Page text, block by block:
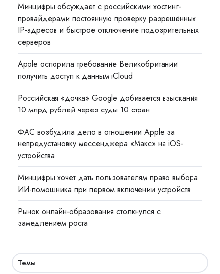
Минцифры обсуждает с российскими хостинг-
провайдерами постоянную проверку разрешённых
IP-адресов и быстрое отключение подозрительных
серверов
Apple оспорила требование Великобритании
получить доступ к данным iCloud
Российская «дочка» Google добивается взыскания
10 млрд рублей через суды 10 стран
ФАС возбудила дело в отношении Apple за
непредустановку мессенджера «Макс» на iOS-
устройства
Минцифры хочет дать пользователям право выбора
ИИ-помощника при первом включении устройств
Рынок онлайн-образования столкнулся с
замедлением роста
Темы